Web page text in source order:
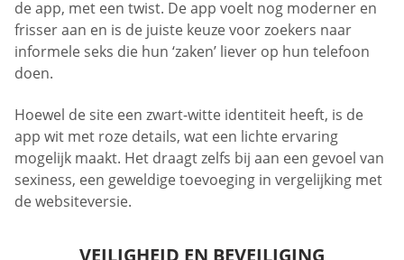
de app, met een twist. De app voelt nog moderner en
frisser aan en is de juiste keuze voor zoekers naar
informele seks die hun ‘zaken’ liever op hun telefoon
doen.
Hoewel de site een zwart-witte identiteit heeft, is de
app wit met roze details, wat een lichte ervaring
mogelijk maakt. Het draagt zelfs bij aan een gevoel van
sexiness, een geweldige toevoeging in vergelijking met
de websiteversie.
VEILIGHEID EN BEVEILIGING